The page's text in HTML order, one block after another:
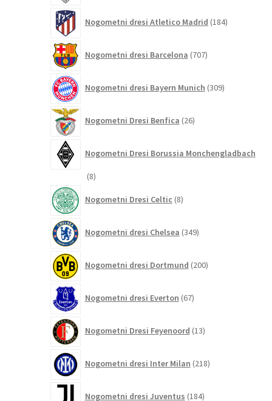
Nogometni dresi Atletico Madrid 184izdelkov
Nogometni dresi Barcelona 707izdelkov
Nogometni dresi Bayern Munich 309izdelkov
Nogometni Dresi Benfica 26izdelkov
Nogometni Dresi Borussia Monchengladbach
88
Nogometni Dresi Celtic 8izdelkov
Nogometni dresi Chelsea 349izdelkov
Nogometni dresi Dortmund 200izdelkov
Nogometni dresi Everton 67izdelkov
Nogometni Dresi Feyenoord 13izdelkov
Nogometni dresi Inter Milan 218izdelkov
Nogometni dresi Juventus 184